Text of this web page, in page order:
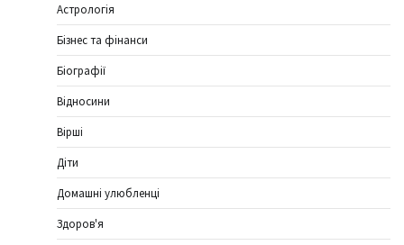
Астрологія
Бізнес та фінанси
Біографії
Відносини
Вірші
Діти
Домашні улюбленці
Здоров'я